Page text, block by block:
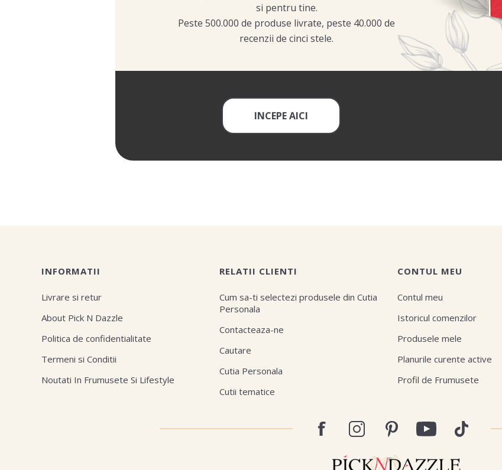
si pentru tine.
Peste 500.000 de produse livrate, peste 40.000 de
recenzii de cinci stele.
INCEPE AICI
INFORMATII
Livrare si retur
About Pick N Dazzle
Politica de confidentialitate
Termeni si Conditii
Noutati In Frumusete Si Lifestyle
RELATII CLIENTI
Cum sa-ti selectezi produsele din Cutia
Personala
Contacteaza-ne
Cautare
Cutia Personala
Cutii tematice
CONTUL MEU
Contul meu
Istoricul comenzilor
Produsele mele
Planurile curente active
Profil de Frumusete